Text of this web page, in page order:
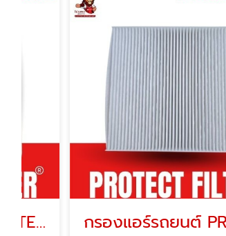
กรองแอร์รถยนต์ PROTECT FILTER